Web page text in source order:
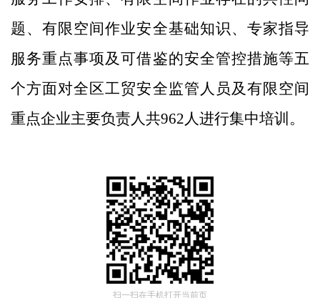
题、有限空间作业安全基础知识、专家指导
服务重点事项及可借鉴的安全管控措施等五
个方面对全区工贸安全监管人员及有限空间
重点企业主要负责人共962 人进行集中培训。
扫一扫在手机打开当前页